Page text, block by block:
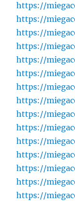
https://
https://
https://
https://
https://
https://
https://
https://
https://
https://
https://
https://
https://
https://
https://